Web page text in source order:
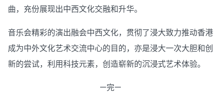
曲，充份展现出中西文化交融和升华。
音乐会精彩的演出融会中西文化，贯彻了浸大致力推动香港
成为中外文化艺术交流中心的目的，亦是浸大一次大胆和创
新的尝试，利用科技元素，创造崭新的沉浸式艺术体验。
—完—